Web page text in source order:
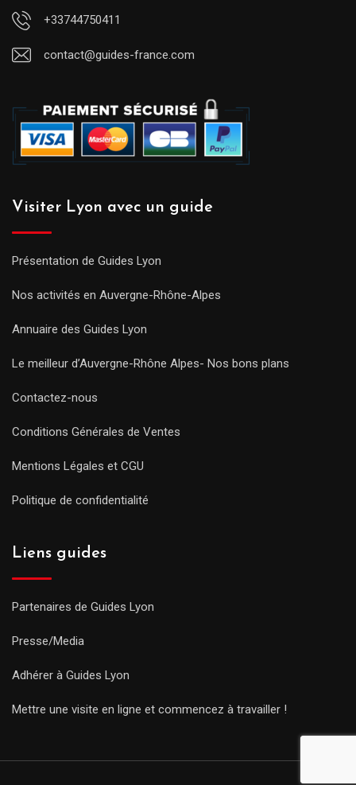
+33744750411
contact@guides-france.com
Visiter Lyon avec un guide
Présentation de Guides Lyon
Nos activités en Auvergne-Rhône-Alpes
Annuaire des Guides Lyon
Le meilleur d’Auvergne-Rhône Alpes- Nos bons plans
Contactez-nous
Conditions Générales de Ventes
Mentions Légales et CGU
Politique de confidentialité
Liens guides
Partenaires de Guides Lyon
Presse/Media
Adhérer à Guides Lyon
Mettre une visite en ligne et commencez à travailler !